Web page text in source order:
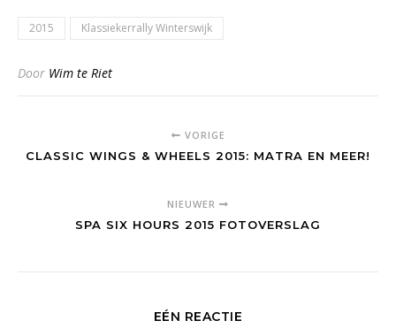
2015 Klassiekerrally Winterswijk
Door Wim te Riet
VORIGE
CLASSIC WINGS & WHEELS 2015: MATRA EN MEER!
NIEUWER
SPA SIX HOURS 2015 FOTOVERSLAG
EÉN REACTIE